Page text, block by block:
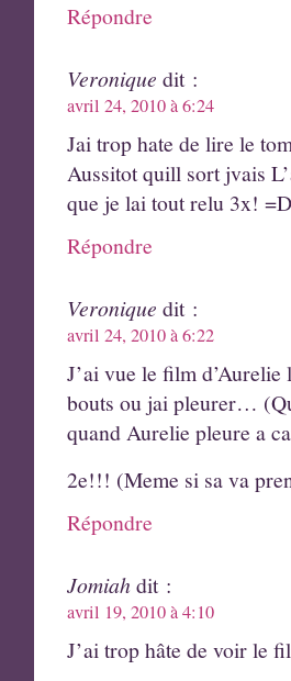
Répondre
Veronique dit :
avril 24, 2010 à 6:24
Jai trop hate de lire le
Aussitot quill sort jvais
que je lai tout relu 3x! =D
Répondre
Veronique dit :
avril 24, 2010 à 6:22
J’ai vue le film
bouts ou jai pleurer…
quand Aurelie pleure a
2e!!! (Meme si sa va
Répondre
Jomiahdit :
avril 19, 2010 à 4:10
J’ai trop hâte de voir le